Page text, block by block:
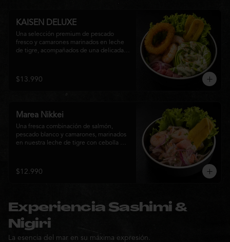
KAISEN DELUXE
Una selección premium de pescado
fresco y camarones marinados en leche
de tigre, acompañados de una delicada
que combina frescura, textura y
elegancia en cada bocado.
$13.990
Marea Nikkei
Una fresca combinación de salmón,
pescado blanco y camarones, marinados
en nuestra leche de tigre con cebolla
para una experiencia Nikkei llena de
frescura, equilibrio y sabor.
$12.990
Experiencia Sashimi &
Nigiri
La esencia del mar en su máxima expresión.